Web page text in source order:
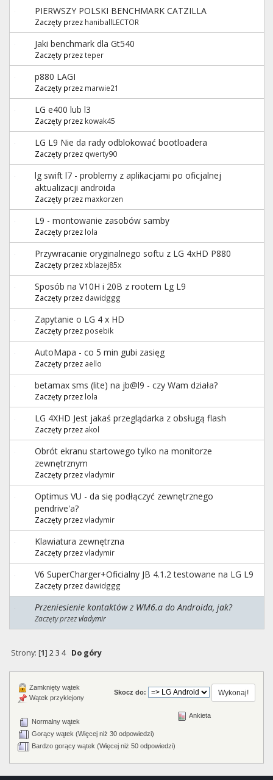
PIERWSZY POLSKI BENCHMARK CATZILLA
Zaczęty przez haniballLECTOR
Jaki benchmark dla Gt540
Zaczęty przezteper
p880 LAGI
Zaczęty przez marwie21
LG e400 lub l3
Zaczęty przez kowak45
LG L9 Nie da rady odblokować bootloadera
Zaczęty przez qwerty90
lg swift l7 - problemy z aplikacjami po oficjalnej
aktualizacji androida
Zaczęty przez maxkorzen
L9 - montowanie zasobów samby
Zaczęty przez lola
Przywracanie oryginalnego softu z LG 4xHD P880
Zaczęty przezxblazej85x
Sposób na V10H i 20B z rootem Lg L9
Zaczęty przez dawidggg
Zapytanie o LG 4 x HD
Zaczęty przez posebik
AutoMapa - co 5 min gubi zasięg
Zaczęty przez aello
betamax sms (lite) na jb@l9 - czy Wam działa?
Zaczęty przez lola
LG 4XHD Jest jakaś przeglądarka z obsługą flash
Zaczęty przez akol
Obrót ekranu startowego tylko na monitorze
zewnętrznym
Zaczęty przezvladymir
Optimus VU - da się podłączyć zewnętrznego
pendrive'a?
Zaczęty przezvladymir
Klawiatura zewnętrzna
Zaczęty przezvladymir
V6 SuperCharger+Oficialny JB 4.1.2 testowane na LG L9
Zaczęty przez dawidggg
Przeniesienie kontaktów z WM6.a do Androida, jak?
Zaczęty przezvladymir
Strony: [1] 2 3 4 Do góry
Skocz do:
Normalny wątek
Gorący wątek (Więcej niż 30 odpowiedzi)
Bardzo gorący wątek (Więcej niż 50 odpowiedzi)
Zamknięty wątek
Wątek przyklejony
Ankieta